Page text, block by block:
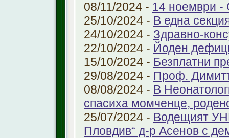
08/11/2024 - 14 ноември -
25/10/2024 - В една
24/10/2024 - Здравно-
22/10/2024 - Йоден
15/10/2024 - Безплатни
29/08/2024 - Проф.
08/08/2024 - В
спасиха момченце,
25/07/2024 - Водещият
Пловдив“ д-р Асенов с